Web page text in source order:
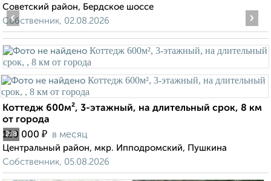
Советский район, Бердское шоссе
Собственник, 02.08.2026
2/8
‹ ›
Коттедж 600м², 3-этажный, на длительный срок, 8 км
от города
120 000 ₽ в месяц
Центральный район, мкр. Ипподромский, Пушкина
Собственник, 05.08.2026